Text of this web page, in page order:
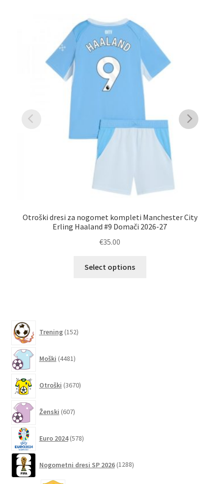
Otroški dresi za nogomet kompleti Manchester City
Erling Haaland #9 Domači 2026-27
€35.00
Select options
Trening 152izdelkov
Moški 4481izdelkov
Otroški 3670izdelkov
Ženski 607izdelkov
Euro 2024 578izdelkov
Nogometni dresi SP 2026 1288izdelkov